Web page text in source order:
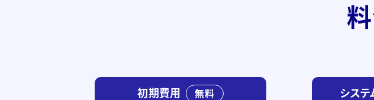
初期費用 無料 システ
セ